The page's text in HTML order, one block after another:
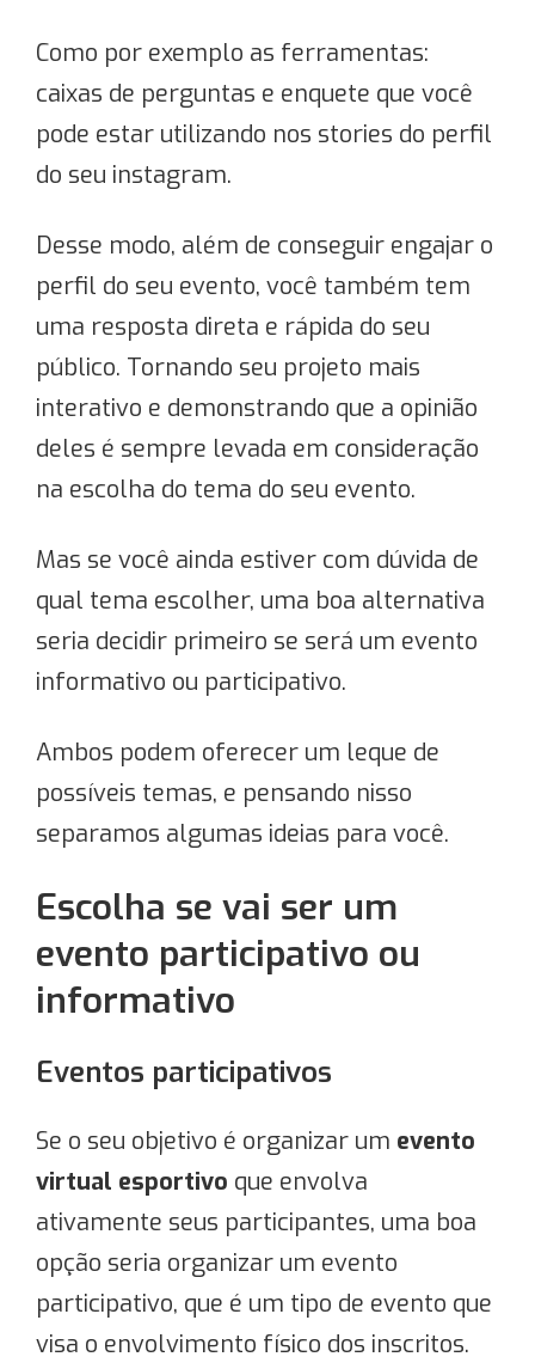
Como por exemplo as ferramentas:
caixas de perguntas e enquete que você
pode estar utilizando nos stories do perfil
do seu instagram.
Desse modo, além de conseguir engajar o
perfil do seu evento, você também tem
uma resposta direta e rápida do seu
público. Tornando seu projeto mais
interativo e demonstrando que a opinião
deles é sempre levada em consideração
na escolha do tema do seu evento.
Mas se você ainda estiver com dúvida de
qual tema escolher, uma boa alternativa
seria decidir primeiro se será um evento
informativo ou participativo.
Ambos podem oferecer um leque de
possíveis temas, e pensando nisso
separamos algumas ideias para você.
Escolha se vai ser um
evento participativo ou
informativo
Eventos participativos
Se o seu objetivo é organizar um evento
virtual esportivo que envolva
ativamente seus participantes, uma boa
opção seria organizar um evento
participativo, que é um tipo de evento que
visa o envolvimento físico dos inscritos.